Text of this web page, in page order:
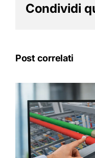
Condividi
Post correlati